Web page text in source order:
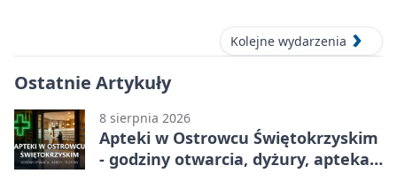
Kolejne wydarzenia
Ostatnie Artykuły
8 sierpnia 2026
Apteki w Ostrowcu Świętokrzyskim
- godziny otwarcia, dyżury, apteka